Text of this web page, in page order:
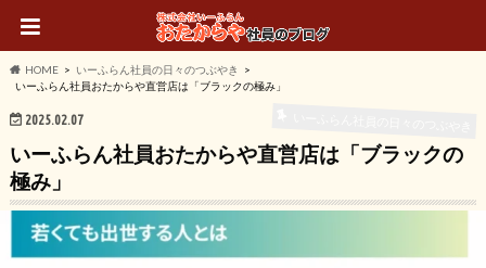
HOME
いーふらん社員の日々のつぶやき
いーふらん社員おたからや直営店は「ブラックの極み」
2025.02.07
いーふらん社員おたからや直営店は「ブラックの
極み」